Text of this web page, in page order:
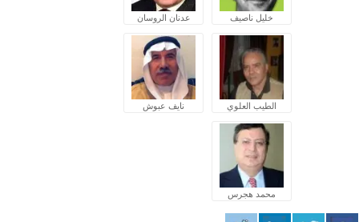
خليل ناصيف عدنان الروسان
الطيب العلوي نايف عبوش
محمد هجرس